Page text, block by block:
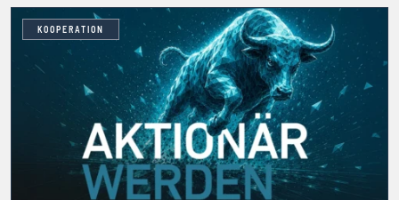
KOOPERATION